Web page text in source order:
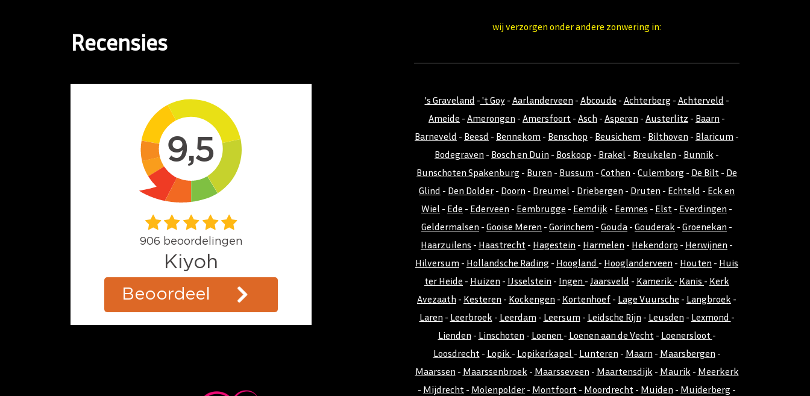
Recensies
wij verzorgen onder andere zonwering in:
's Graveland - 't Goy- Aarlanderveen - Abcoude - Achterberg - Achterveld -
Ameide - Amerongen - Amersfoort - Asch - Asperen - Austerlitz - Baarn -
Barneveld - Beesd - Bennekom - Benschop - Beusichem - Bilthoven - Blaricum -
Bodegraven - Bosch en Duin - Boskoop - Brakel - Breukelen - Bunnik -
Bunschoten Spakenburg - Buren - Bussum - Cothen - Culemborg - De Bilt - De
Glind - Den Dolder - Doorn - Dreumel - Driebergen - Druten - Echteld - Eck en
Wiel - Ede - Ederveen - Eembrugge - Eemdijk - Eemnes - Elst - Everdingen -
Geldermalsen - Gooise Meren - Gorinchem - Gouda - Gouderak - Groenekan -
Haarzuilens - Haastrecht - Hagestein - Harmelen - Hekendorp - Herwijnen -
Hilversum - Hollandsche Rading - Hoogland - Hooglanderveen - Houten - Huis
ter Heide - Huizen - IJsselstein - Ingen - Jaarsveld - Kamerik - Kanis - Kerk
Avezaath - Kesteren - Kockengen - Kortenhoef - Lage Vuursche - Langbroek -
Laren - Leerbroek - Leerdam - Leersum - Leidsche Rijn - Leusden - Lexmond -
Lienden - Linschoten - Loenen - Loenen aan de Vecht - Loenersloot -
Loosdrecht - Lopik - Lopikerkapel - Lunteren - Maarn - Maarsbergen -
Maarssen - Maarssenbroek - Maarsseveen - Maartensdijk - Maurik - Meerkerk
- Mijdrecht - Molenpolder - Montfoort - Moordrecht - Muiden - Muiderberg -